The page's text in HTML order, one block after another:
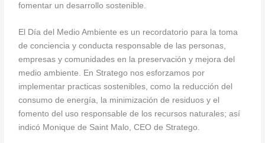
fomentar un desarrollo sostenible.
El Día del Medio Ambiente es un recordatorio para la toma
de conciencia y conducta responsable de las personas,
empresas y comunidades en la preservación y mejora del
medio ambiente. En Stratego nos esforzamos por
implementar practicas sostenibles, como la reducción del
consumo de energía, la minimización de residuos y el
fomento del uso responsable de los recursos naturales; así
indicó Monique de Saint Malo, CEO de Stratego.